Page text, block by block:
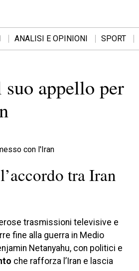
ANALISI E OPINIONI SPORT
appello per
tra Iran
trasmissioni televisive e
fine alla guerra in Medio
Netanyahu, con politici e
che rafforza l’Iran e lascia